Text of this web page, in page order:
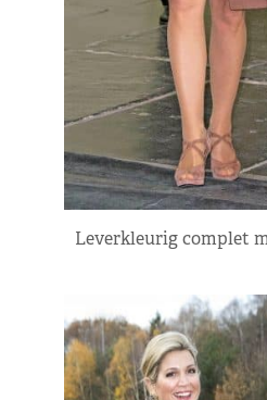
Leverkleurig complet